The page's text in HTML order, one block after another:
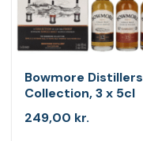
Bowmore Distillers
Collection, 3 x 5cl
249,00 kr.